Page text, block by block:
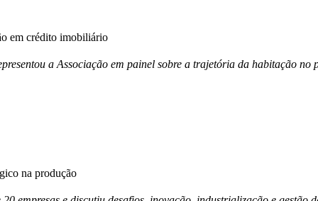
em crédito imobiliário
a Associação em painel sobre a trajetória da habitação no
na produção